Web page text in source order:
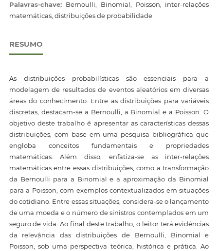
Palavras-chave: Bernoulli, Binomial, Poisson, inter-relações
matemáticas, distribuições de probabilidade
RESUMO
As distribuições probabilísticas são essenciais para a
modelagem de resultados de eventos aleatórios em diversas
áreas do conhecimento. Entre as distribuições para variáveis
discretas, destacam-se a Bernoulli, a Binomial e a Poisson. O
objetivo deste trabalho é apresentar as características dessas
distribuições, com base em uma pesquisa bibliográfica que
engloba conceitos fundamentais e propriedades
matemáticas. Além disso, enfatiza-se as inter-relações
matemáticas entre essas distribuições, como a transformação
da Bernoulli para a Binomial e a aproximação da Binomial
para a Poisson, com exemplos contextualizados em situações
do cotidiano. Entre essas situações, considera-se o lançamento
de uma moeda e o número de sinistros contemplados em um
seguro de vida. Ao final deste trabalho, o leitor terá evidências
da relevância das distribuições de Bernoulli, Binomial e
Poisson, sob uma perspectiva teórica, histórica e prática. Ao